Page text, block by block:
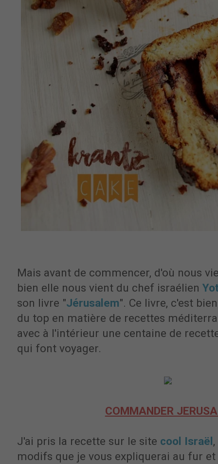
Mais avant de commencer, d'où nous
bien elle nous vient du chef israélien
son livre "Jérusalem". Ce livre, c'est
du top en matière de recettes
avec à l'intérieur une centaine de
qui font voyager.
COMMANDER
J'ai pris la recette sur le site cool Israël
modifs que je vous expliquerai au fur